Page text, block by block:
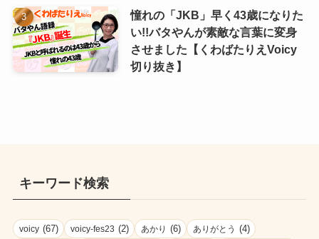
憧れの「JKB」早く43歳になりた
い!!バタやんが素敵な言葉に変身
させました【くわばたりえVoicy
切り抜き】
キーワード検索
voicy (67) voicy-fes23 (2) あかり (6) ありがとう (4)